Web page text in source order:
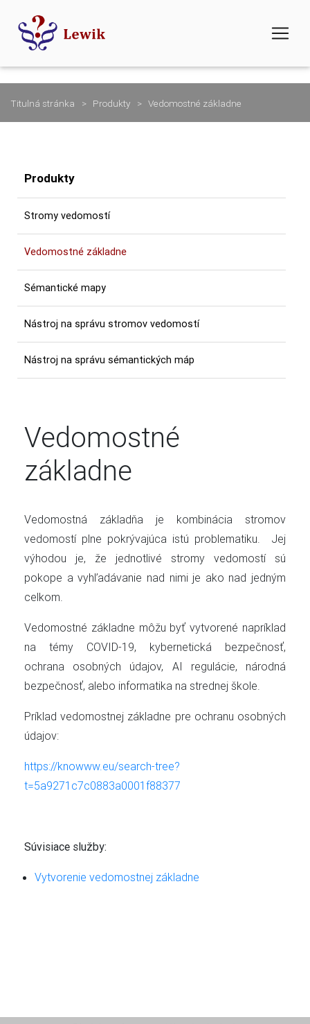
Titulná stránka Produkty Vedomostné základne
Produkty
Stromy vedomostí
Vedomostné základne
Sémantické mapy
Nástroj na správu stromov vedomostí
Nástroj na správu sémantických máp
Vedomostné
základne
Vedomostná základňa je kombinácia stromov
vedomostí plne pokrývajúca istú problematiku. Jej
výhodou je, že jednotlivé stromy vedomostí sú
pokope a vyhľadávanie nad nimi je ako nad jedným
celkom.
Vedomostné základne môžu byť vytvorené napríklad
na témy COVID-19, kybernetická bezpečnosť,
ochrana osobných údajov, AI regulácie, národná
bezpečnosť, alebo informatika na strednej škole.
Príklad vedomostnej základne pre ochranu osobných
údajov:
https://knowww.eu/search-tree?
t=5a9271c7c0883a0001f88377
Súvisiace služby:
Vytvorenie vedomostnej základne